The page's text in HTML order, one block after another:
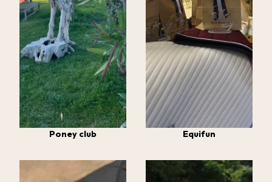
Poney club Equifun